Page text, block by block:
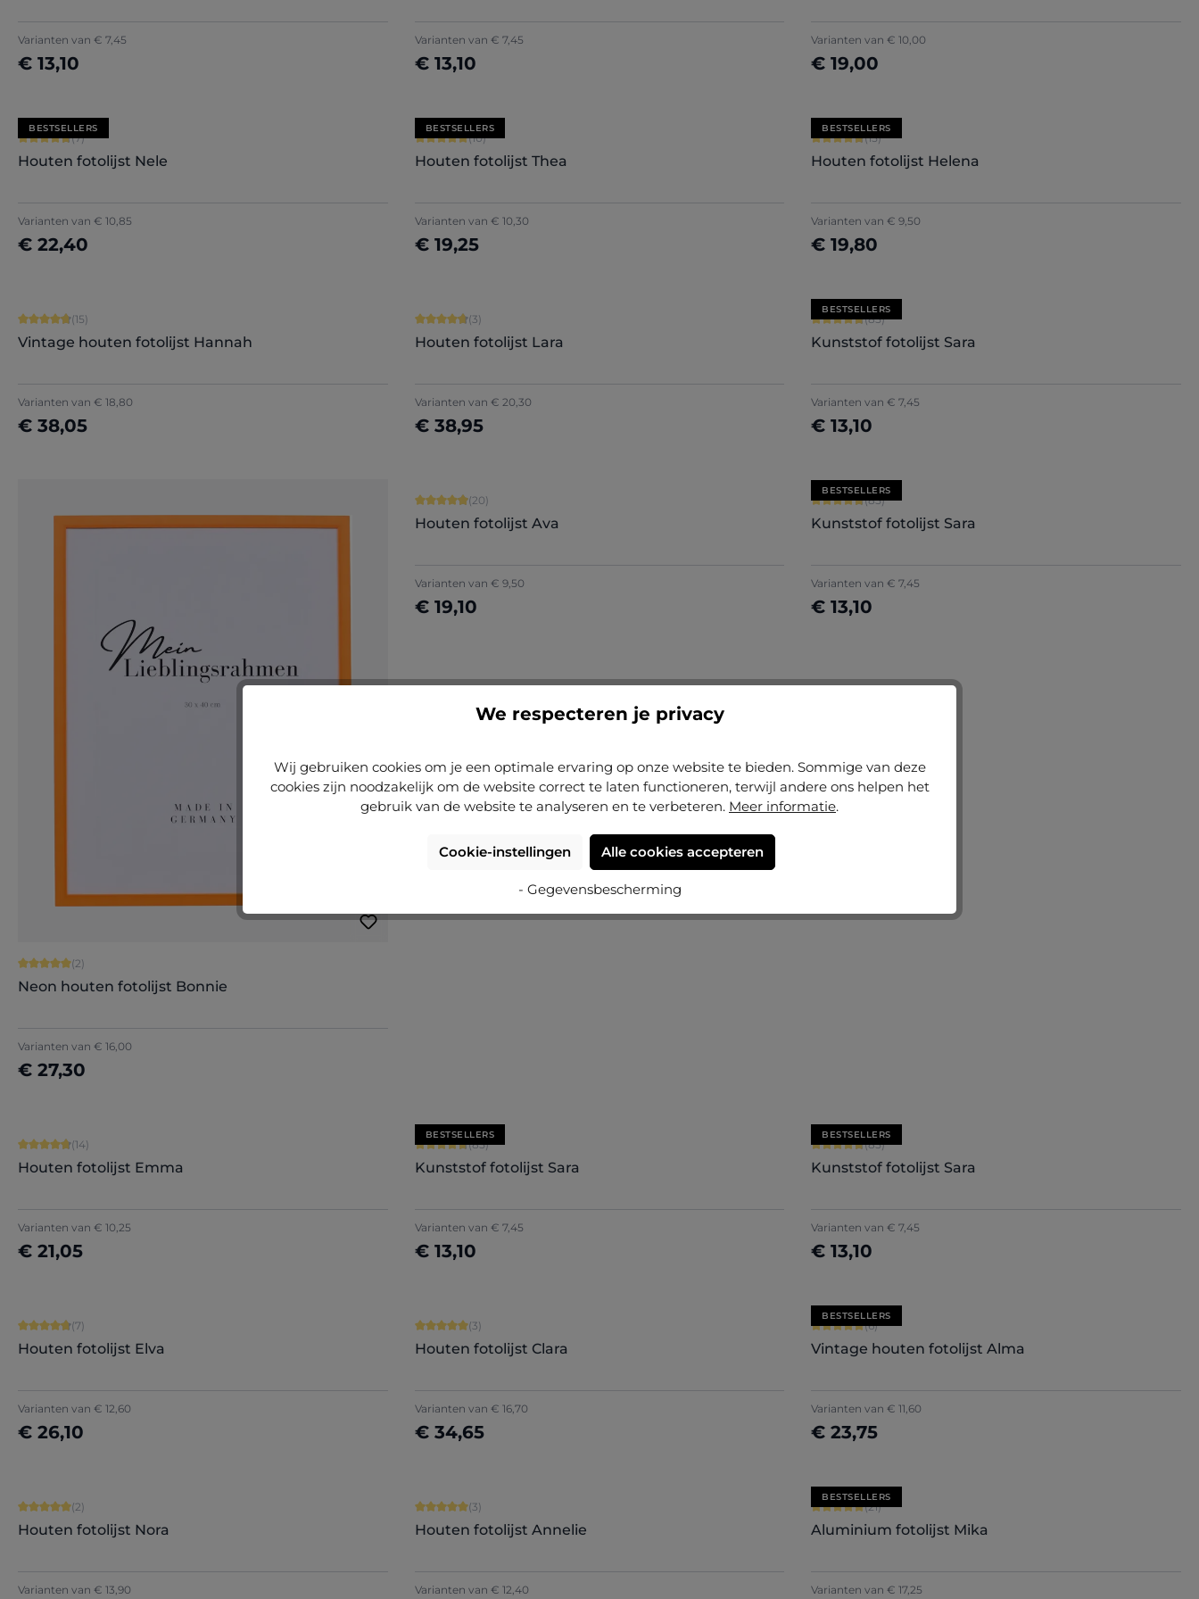
Varianten van € 7,45
€ 13,10
Nu configureren
Varianten van € 7,45
€ 13,10
Nu configureren
Varianten van € 10,00
€ 19,00
Nu configureren
BESTSELLERS
Gemiddelde waardering van 4.71 van 5 sterren
(7)
Houten fotolijst Nele
Varianten van € 10,85
€ 22,40
Nu configureren
BESTSELLERS
Gemiddelde waardering van 5 van 5 sterren
(10)
Houten fotolijst Thea
Varianten van € 10,30
€ 19,25
Nu configureren
BESTSELLERS
Gemiddelde waardering van 4.8 van 5 sterren
(15)
Houten fotolijst Helena
Varianten van € 9,50
€ 19,80
Nu configureren
Gemiddelde waardering van 4.87 van 5 sterren
(15)
Vintage houten fotolijst Hannah
Varianten van € 18,80
€ 38,05
Nu configureren
Gemiddelde waardering van 4.67 van 5 sterren
(3)
Houten fotolijst Lara
Varianten van € 20,30
€ 38,95
Nu configureren
BESTSELLERS
Gemiddelde waardering van 4.71 van 5 sterren
(85)
Kunststof fotolijst Sara
Varianten van € 7,45
€ 13,10
Nu configureren
Gemiddelde waardering van 5 van 5 sterren
(2)
Neon houten fotolijst Bonnie
Varianten van € 16,00
€ 27,30
Nu configureren
Gemiddelde waardering van 4.9 van 5 sterren
(20)
Houten fotolijst Ava
Varianten van € 9,50
€ 19,10
BESTSELLERS
Gemiddelde waardering van 4.71 van 5 sterren
(85)
Kunststof fotolijst Sara
Varianten van € 7,45
€ 13,10
Gemiddelde waardering van 4.86 van 5 sterren
(14)
Houten fotolijst Emma
Varianten van € 10,25
€ 21,05
Nu configureren
BESTSELLERS
Gemiddelde waardering van 4.71 van 5 sterren
(85)
Kunststof fotolijst Sara
Varianten van € 7,45
€ 13,10
Nu configureren
BESTSELLERS
Gemiddelde waardering van 4.71 van 5 sterren
(85)
Kunststof fotolijst Sara
Varianten van € 7,45
€ 13,10
Nu configureren
Gemiddelde waardering van 4.86 van 5 sterren
(7)
Houten fotolijst Elva
Varianten van € 12,60
€ 26,10
Nu configureren
Gemiddelde waardering van 5 van 5 sterren
(3)
Houten fotolijst Clara
Varianten van € 16,70
€ 34,65
Nu configureren
BESTSELLERS
Gemiddelde waardering van 5 van 5 sterren
(6)
Vintage houten fotolijst Alma
Varianten van € 11,60
€ 23,75
Nu configureren
Gemiddelde waardering van 5 van 5 sterren
(2)
Houten fotolijst Nora
Varianten van € 13,90
Gemiddelde waardering van 5 van 5 sterren
(3)
Houten fotolijst Annelie
Varianten van € 12,40
BESTSELLERS
Gemiddelde waardering van 5 van 5 sterren
(21)
Aluminium fotolijst Mika
Varianten van € 17,25
We respecteren je privacy
Wij gebruiken cookies om je een optimale ervaring op onze website te bieden. Sommige van deze
cookies zijn noodzakelijk om de website correct te laten functioneren, terwijl andere ons helpen het
gebruik van de website te analyseren en te verbeteren. Meer informatie.
Cookie-instellingen Alle cookies accepteren
- Gegevensbescherming